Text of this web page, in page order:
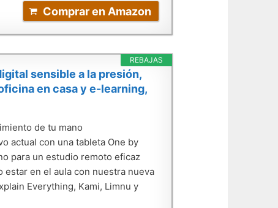
Comprar en Amazon
REBAJAS
sensible a la presión,
en casa y e-learning,
de tu mano
actual con una tableta One by
para un estudio remoto eficaz
estar en el aula con nuestra nueva
Everything, Kami, Limnu y